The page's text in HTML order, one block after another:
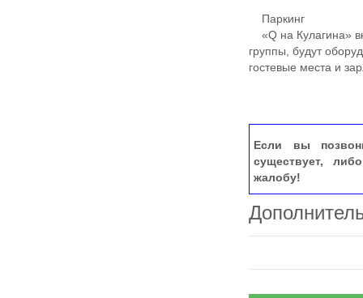
Паркинг
«Q на Кулагина»
группы, будут
гостевые места и
Если вы
существует,
жалобу!